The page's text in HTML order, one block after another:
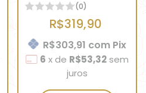
(0)
R$319,90
R$303,91 com Pix
6 x de R$53,32 sem
juros